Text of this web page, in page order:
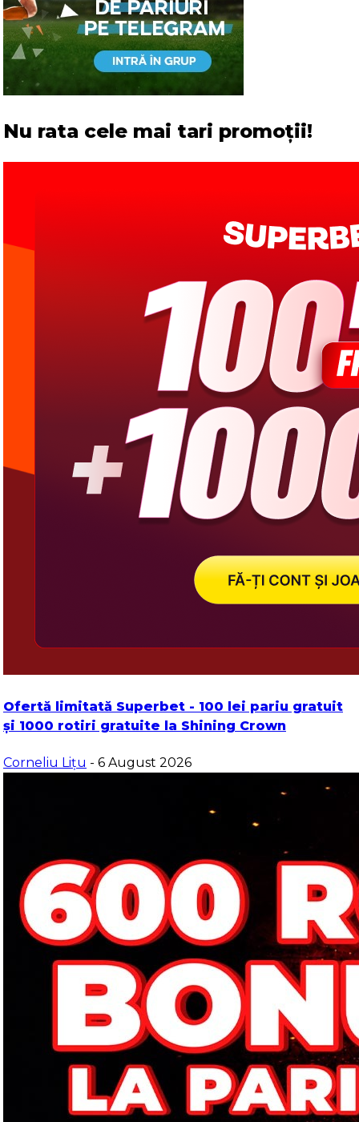
Nu rata cele mai tari promoții!
Ofertă limitată Superbet - 100 lei pariu gratuit
și 1000 rotiri gratuite la Shining Crown
Corneliu Lițu - 6 August 2026